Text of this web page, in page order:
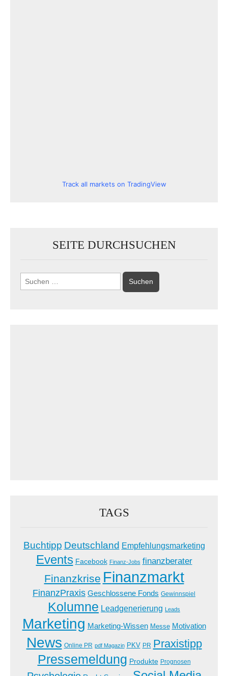
Track all markets on TradingView
SEITE DURCHSUCHEN
Suchen
nach:
TAGS
Buchtipp Deutschland Empfehlungsmarketing
Events Facebook Finanz-Jobs finanzberater
Finanzkrise Finanzmarkt
FinanzPraxis Geschlossene Fonds Gewinnspiel
Kolumne Leadgenerierung Leads
Marketing Marketing-Wissen Messe Motivation
News Online PR pdf Magazin PKV PR Praxistipp
Pressemeldung Produkte Prognosen